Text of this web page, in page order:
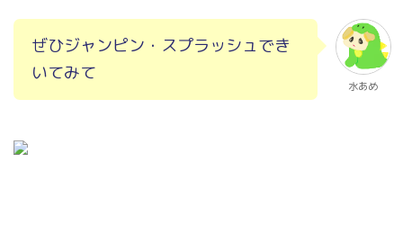
ぜひジャンピン・スプラッシュでき
いてみて
水あめ